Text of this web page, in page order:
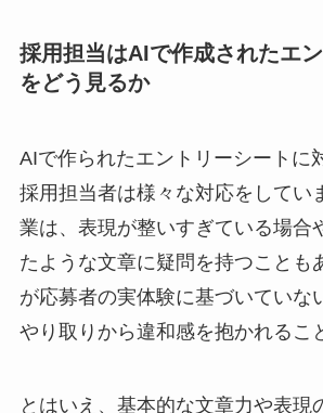
採用担当はAIで作成されたエ
をどう見るか
AIで作られたエントリーシートに
採用担当者は様々な対応をしてい
業は、表現が整いすぎている場合
たような文章に疑問を持つことも
が応募者の実体験に基づいていな
やり取りから違和感を抱かれるこ
とはいえ、基本的な文章力や表現